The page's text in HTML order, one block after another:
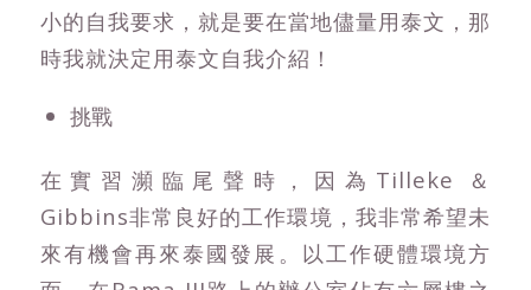
小的自我要求，就是要在當地儘量用泰文，那
時我就決定用泰文自我介紹！
挑戰
在實習瀕臨尾聲時，因為Tilleke ＆
Gibbins非常良好的工作環境，我非常希望未
來有機會再來泰國發展。以工作硬體環境方